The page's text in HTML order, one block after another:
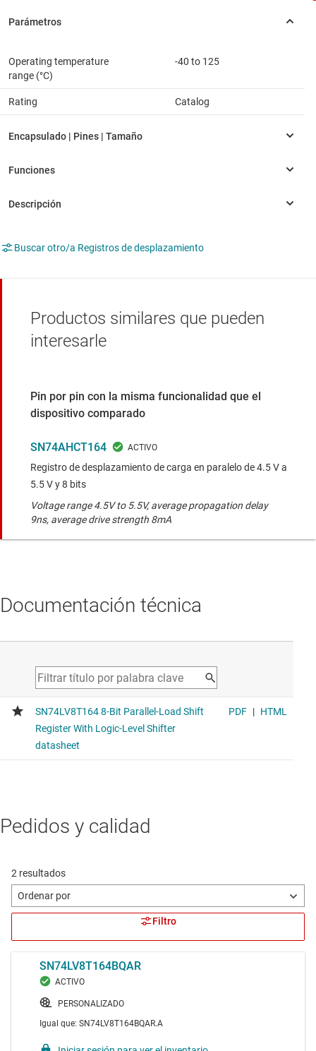
Operating temperature
range (°C)
-40 to 125
Rating Catalog
Buscar otro/a Registros de desplazamiento
Productos similares que pueden
interesarle
Pin por pin con la misma funcionalidad que el
dispositivo comparado
SN74AHCT164
Registro de desplazamiento de carga en paralelo de 4.5 V a
5.5 V y 8 bits
Voltage range 4.5V to 5.5V, average propagation delay
9ns, average drive strength 8mA
Documentación técnica
Pedidos y calidad